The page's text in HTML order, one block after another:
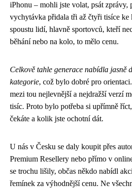
iPhonu – mohli jste volat, psát zprávy,
vychytávka přidala tři až čtyři tisíce ke
spoustu lidí, hlavně sportovců, kteří
běhání nebo na kolo, to mělo cenu.
Celkově tahle generace nabídla jasně
kategorie, což bylo dobré pro
mezi tou nejlevnější a nejdražší verzí
tisíc. Proto bylo potřeba si upřímně
čekáte a kolik jste ochotní dát.
U nás v Česku se daly koupit přes
Premium Resellery nebo přímo v
se trochu lišily, občas někdo nabídl
řemínek za výhodnější cenu. Ne